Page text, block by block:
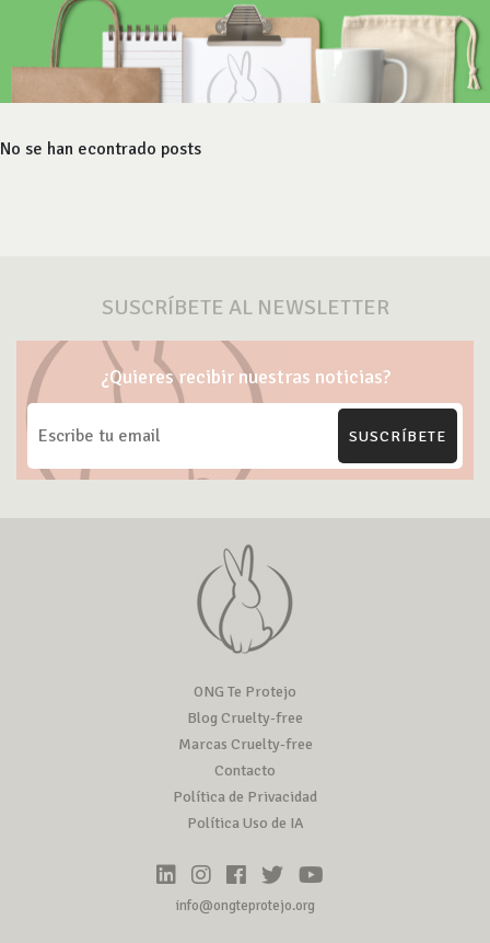
No se han econtrado posts
SUSCRÍBETE AL NEWSLETTER
¿Quieres recibir nuestras noticias?
SUSCRÍBETE
ONG Te Protejo
Blog Cruelty-free
Marcas Cruelty-free
Contacto
Política de Privacidad
Política Uso de IA
info@ongteprotejo.org